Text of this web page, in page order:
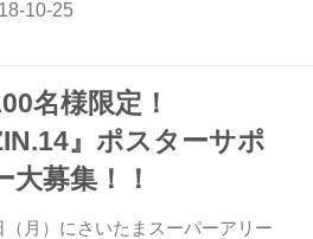
。何卒ご了承下さい。 また次回
名様限定！
』ポスターサポ
大募集！！
（月）にさいたまスーパーアリー